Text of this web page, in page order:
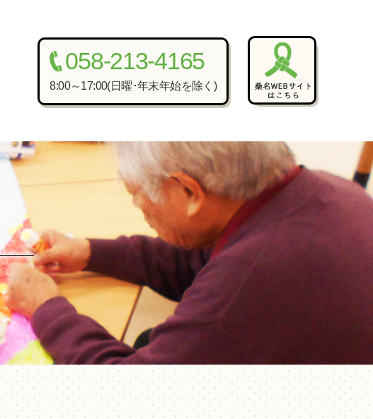
058-213-4165
8:00～17:00(日曜･年末年始を除く)